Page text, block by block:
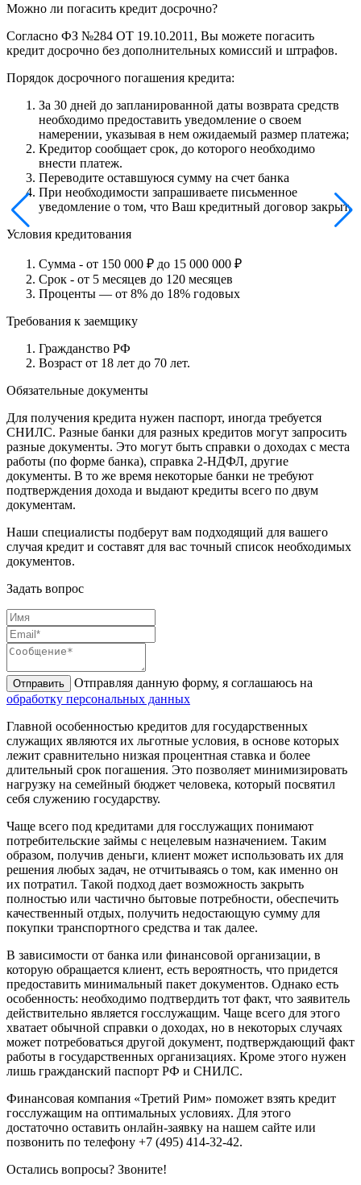
Можно ли погасить кредит досрочно?
Согласно ФЗ №284 ОТ 19.10.2011, Вы можете погасить
кредит досрочно без дополнительных комиссий и штрафов.
Порядок досрочного погашения кредита:
За 30 дней до запланированной даты возврата средств
необходимо предоставить уведомление о своем
намерении, указывая в нем ожидаемый размер платежа;
Кредитор сообщает срок, до которого необходимо
внести платеж.
Переводите оставшуюся сумму на счет банка
При необходимости запрашиваете письменное
уведомление о том, что Ваш кредитный договор закрыт.
Условия кредитования
Сумма - от 150 000 ₽ до 15 000 000 ₽
Срок - от 5 месяцев до 120 месяцев
Проценты — от 8% до 18% годовых
Требования к заемщику
Гражданство РФ
Возраст от 18 лет до 70 лет.
Обязательные документы
Для получения кредита нужен паспорт, иногда требуется
СНИЛС. Разные банки для разных кредитов могут запросить
разные документы. Это могут быть справки о доходах с места
работы (по форме банка), справка 2-НДФЛ, другие
документы. В то же время некоторые банки не требуют
подтверждения дохода и выдают кредиты всего по двум
документам.
Наши специалисты подберут вам подходящий для вашего
случая кредит и составят для вас точный список необходимых
документов.
Задать вопрос
Отправить
Отправляя данную форму, я соглашаюсь на
обработку персональных данных
Главной особенностью кредитов для государственных
служащих являются их льготные условия, в основе которых
лежит сравнительно низкая процентная ставка и более
длительный срок погашения. Это позволяет минимизировать
нагрузку на семейный бюджет человека, который посвятил
себя служению государству.
Чаще всего под кредитами для госслужащих понимают
потребительские займы с нецелевым назначением. Таким
образом, получив деньги, клиент может использовать их для
решения любых задач, не отчитываясь о том, как именно он
их потратил. Такой подход дает возможность закрыть
полностью или частично бытовые потребности, обеспечить
качественный отдых, получить недостающую сумму для
покупки транспортного средства и так далее.
В зависимости от банка или финансовой организации, в
которую обращается клиент, есть вероятность, что придется
предоставить минимальный пакет документов. Однако есть
особенность: необходимо подтвердить тот факт, что заявитель
действительно является госслужащим. Чаще всего для этого
хватает обычной справки о доходах, но в некоторых случаях
может потребоваться другой документ, подтверждающий факт
работы в государственных организациях. Кроме этого нужен
лишь гражданский паспорт РФ и СНИЛС.
Финансовая компания «Третий Рим» поможет взять кредит
госслужащим на оптимальных условиях. Для этого
достаточно оставить онлайн-заявку на нашем сайте или
позвонить по телефону +7 (495) 414-32-42.
Остались вопросы? Звоните!